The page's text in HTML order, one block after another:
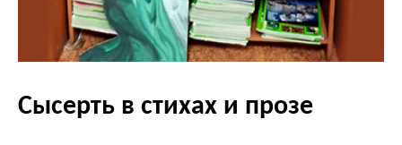
Сысерть в стихах и прозе